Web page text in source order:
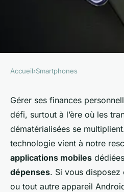
SMARTPHONES
Comment
utiliser une
gestion des
surveiller vos
Samsung
Accueil›Smartphones
Gérer ses finances
défi, surtout à l’ère où les
dématérialisées se
technologie vient à notre
applications mobiles
dépenses. Si vous disposez
ou tout autre appareil